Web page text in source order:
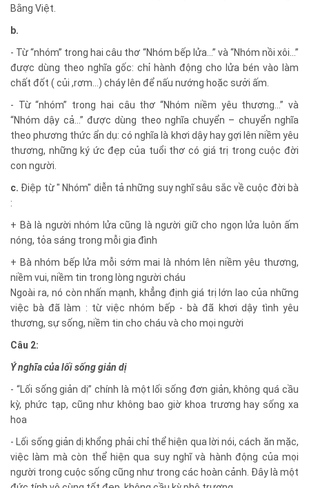
Bằng Việt.
b.
- Từ “nhóm” trong hai câu thơ “Nhóm bếp lửa…” và “Nhóm nồi xôi…”
được dùng theo nghĩa gốc: chỉ hành động cho lửa bén vào làm
chất đốt ( củi ,rơm…) cháy lên để nấu nướng hoặc sưởi ấm.
- Từ “nhóm” trong hai câu thơ “Nhóm niềm yêu thương…” và
“Nhóm dậy cả…” được dùng theo nghĩa chuyển – chuyển nghĩa
theo phương thức ẩn dụ: có nghĩa là khơi dậy hay gợi lên niềm yêu
thương, những ký ức đẹp của tuổi thơ có giá trị trong cuộc đời
con người.
c. Điệp từ " Nhóm" diễn tả những suy nghĩ sâu sắc về cuộc đời bà
:
+ Bà là người nhóm lửa cũng là người giữ cho ngọn lửa luôn ấm
nóng, tỏa sáng trong mỗi gia đình
+ Bà nhóm bếp lửa mỗi sớm mai là nhóm lên niềm yêu thương,
niềm vui, niềm tin trong lòng người cháu
Ngoài ra, nó còn nhấn mạnh, khẳng định giá trị lớn lao của những
việc bà đã làm : từ việc nhóm bếp - bà đã khơi dậy tình yêu
thương, sự sống, niềm tin cho cháu và cho mọi người
Câu 2:
Ý nghĩa của lối sống giản dị
- “Lối sống giản dị” chính là một lối sống đơn giản, không quá cầu
kỳ, phức tạp, cũng như không bao giờ khoa trương hay sống xa
hoa
- Lối sống giản dị khổng phải chỉ thể hiện qua lời nói, cách ăn mặc,
việc làm mà còn thể hiện qua suy nghĩ và hành động của mọi
người trong cuộc sống cũng như trong các hoàn cảnh. Đây là một